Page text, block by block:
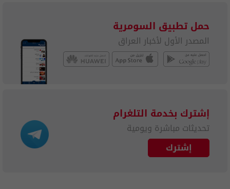
حمل تطبيق السومرية
المصدر الأول لأخبار العراق
إشترك بخدمة التلغرام
تحديثات مباشرة ويومية
إشترك